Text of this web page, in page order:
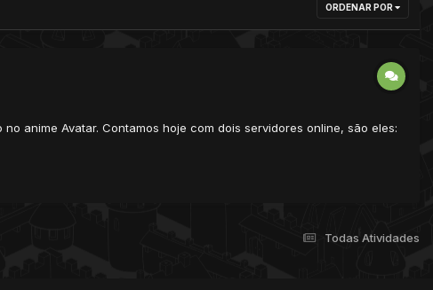
ORDENAR POR
anime Avatar. Contamos hoje com dois servidores online, são eles:
Todas Atividades